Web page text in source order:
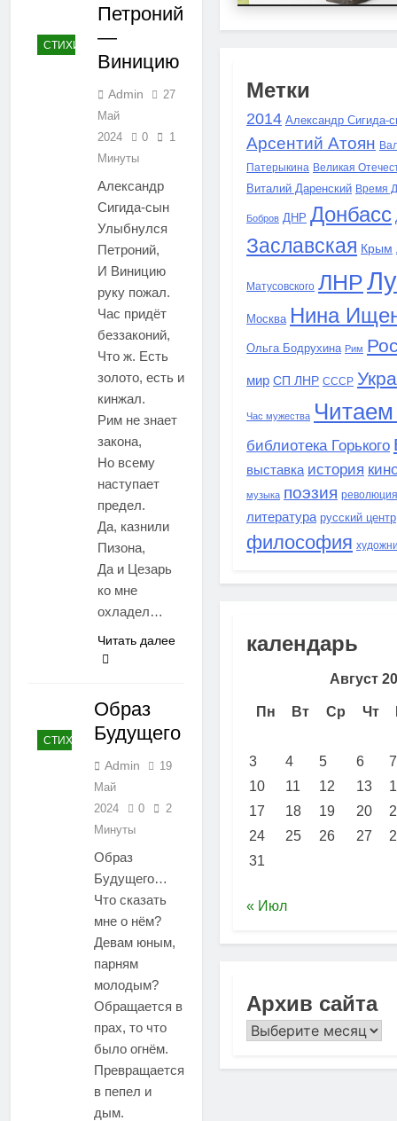
СТИХИ
Петроний
—
Виницию
Admin
27
Май
2024
0
1
Минуты
Александр
Сигида-сын
Улыбнулся
Петроний,
И Виницию
руку пожал.
Час придёт
беззаконий,
Что ж. Есть
золото, есть и
кинжал.
Рим не знает
закона,
Но всему
наступает
предел.
Да, казнили
Пизона,
Да и Цезарь
ко мне
охладел…
Читать далее
СТИХИ
Образ
Будущего
Admin
19
Май
2024
0
2
Минуты
Образ
Будущего…
Что сказать
мне о нём?
Девам юным,
парням
молодым?
Обращается в
прах, то что
было огнём.
Превращается
в пепел и
дым.
Метки
2014 Александр Сигида-
Арсентий Атоян
Патерыкина Великая
Виталий Даренский Время
Бобров ДНР Донбасс
Заславская Крым
Матусовского ЛНР
Москва Нина
Ольга Бодрухина Рим
мир СП ЛНР СССР
Час мужества
библиотека Горького
выставка история
музыка поэзия революция
литература русский центр
философия
календарь
Август
Пн Вт Ср Чт
3 4 5 6
7
10
11 12 13
17
18 19 20
24
25 26 27
31
« Июл
Архив сайта
Архив